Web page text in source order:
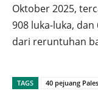
Oktober 2025,
908 luka-luka,
dari reruntuhan
TAGS 40 pejuang